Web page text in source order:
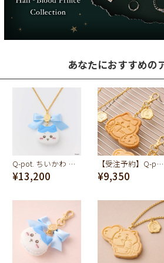
あなたにおすすめの
Q-pot. ちいかわ マカロン ネックレス（ハチワレ）
¥13,200
【受注予約】Q-pot. ちいかわ プレーンクッキー バッグチャーム（ハチワレ）
¥9,350